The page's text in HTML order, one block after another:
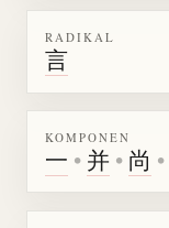
RADIKAL
言
KOMPONEN
一 • 并 • 尚 •